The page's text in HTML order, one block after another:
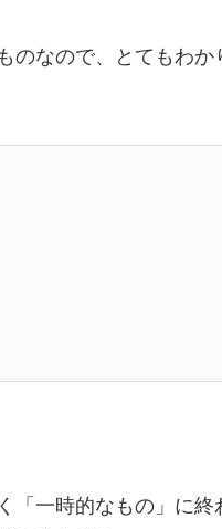
なので、とてもわか
「一時的なもの」に終